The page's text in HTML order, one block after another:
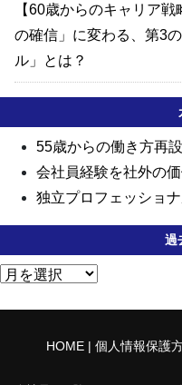
【60歳からのキャリア
の確信」に変わる、第3
ル」とは？
55歳からの働き方再
会社員経験を社外の
独立プロフェッショ
過
アーカイブ
HOME | 個人情報保護